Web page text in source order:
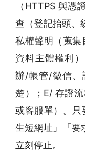
（HTTPS 與憑
查（登記抬頭、
私權聲明（蒐集
資料主體權利
辦/帳管/徵信、
楚）；E/ 存證
或客服單）。只
生短網址」「要
立刻停止。